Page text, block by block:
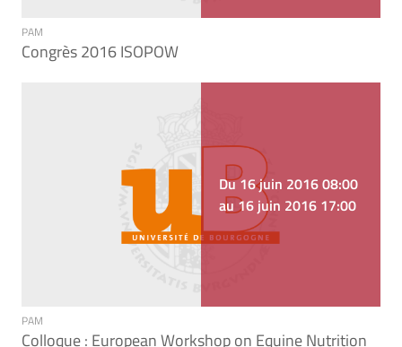
PAM
Congrès 2016 ISOPOW
Du 16 juin 2016 08:00
au 16 juin 2016 17:00
PAM
Colloque : European Workshop on Equine Nutrition